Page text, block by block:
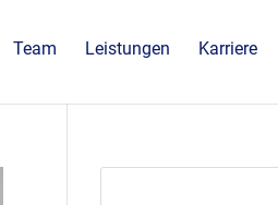
Team Leistungen Karriere